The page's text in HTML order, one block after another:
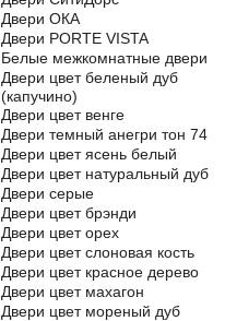
Двери ОКА
Двери PORTE VISTA
Белые межкомнатные двери
Двери цвет беленый дуб
(капучино)
Двери цвет венге
Двери темный анегри тон 74
Двери цвет ясень белый
Двери цвет натуральный дуб
Двери серые
Двери цвет брэнди
Двери цвет орех
Двери цвет слоновая кость
Двери цвет красное дерево
Двери цвет махагон
Двери цвет мореный дуб